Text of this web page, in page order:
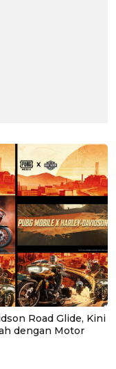
Road Glide, Kini
dengan Motor